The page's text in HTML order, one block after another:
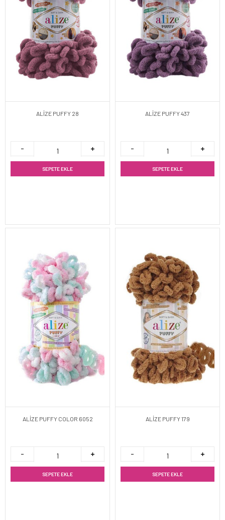
ALİZE PUFFY 28
SEPETE EKLE
ALİZE PUFFY 437
SEPETE EKLE
ALİZE PUFFY COLOR 6052
SEPETE EKLE
ALİZE PUFFY 179
SEPETE EKLE